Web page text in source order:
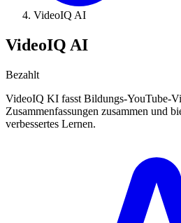
VideoIQ AI
VideoIQ AI
Bezahlt
VideoIQ KI fasst Bildungs-YouTube-
Zusammenfassungen zusammen und
verbessertes Lernen.